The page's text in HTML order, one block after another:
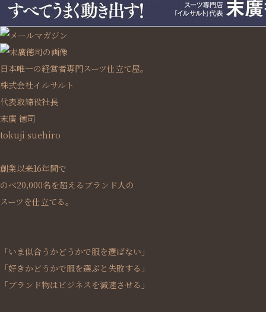
日本唯一の経営者専門スーツ仕立て屋。
株式会社イルサルト
代表取締役社長
末廣 徳司
tokuji suehiro
創業以来16年間で
のべ20,000名を超えるブランド人の
スーツを仕立てる。
「いま似合うかどうかで服を選ばない」
「好きかどうかで服を選ぶと失敗する」
「ブランド物はビジネスを減速させる」